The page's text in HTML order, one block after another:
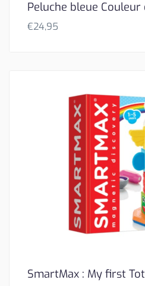
Peluche bleue
€24,95
SmartMax : My first